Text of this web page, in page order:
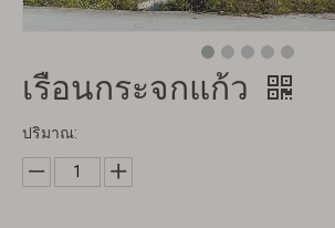
เรือนกระจกแก้ว
ปริมาณ: